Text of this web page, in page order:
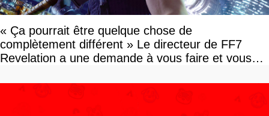
« Ça pourrait être quelque chose de
complètement différent » Le directeur de FF7
Revelation a une demande à vous faire et vous